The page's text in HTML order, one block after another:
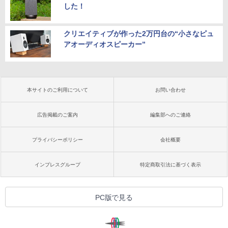
した！
クリエイティブが作った2万円台の“小さなピュ
アオーディオスピーカー”
本サイトのご利用について お問い合わせ
広告掲載のご案内 編集部へのご連絡
プライバシーポリシー 会社概要
インプレスグループ 特定商取引法に基づく表示
PC版で見る